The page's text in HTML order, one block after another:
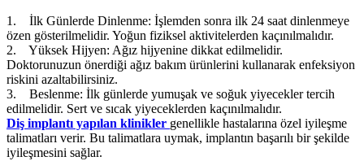
1. İlk Günlerde Dinlenme: İşlemden sonra ilk 24 saat dinlenmeye
özen gösterilmelidir. Yoğun fiziksel aktivitelerden kaçınılmalıdır.
2. Yüksek Hijyen: Ağız hijyenine dikkat edilmelidir.
Doktorunuzun önerdiği ağız bakım ürünlerini kullanarak enfeksiyon
riskini azaltabilirsiniz.
3. Beslenme: İlk günlerde yumuşak ve soğuk yiyecekler tercih
edilmelidir. Sert ve sıcak yiyeceklerden kaçınılmalıdır.
Diş implantı yapılan klinikler genellikle hastalarına özel iyileşme
talimatları verir. Bu talimatlara uymak, implantın başarılı bir şekilde
iyileşmesini sağlar.